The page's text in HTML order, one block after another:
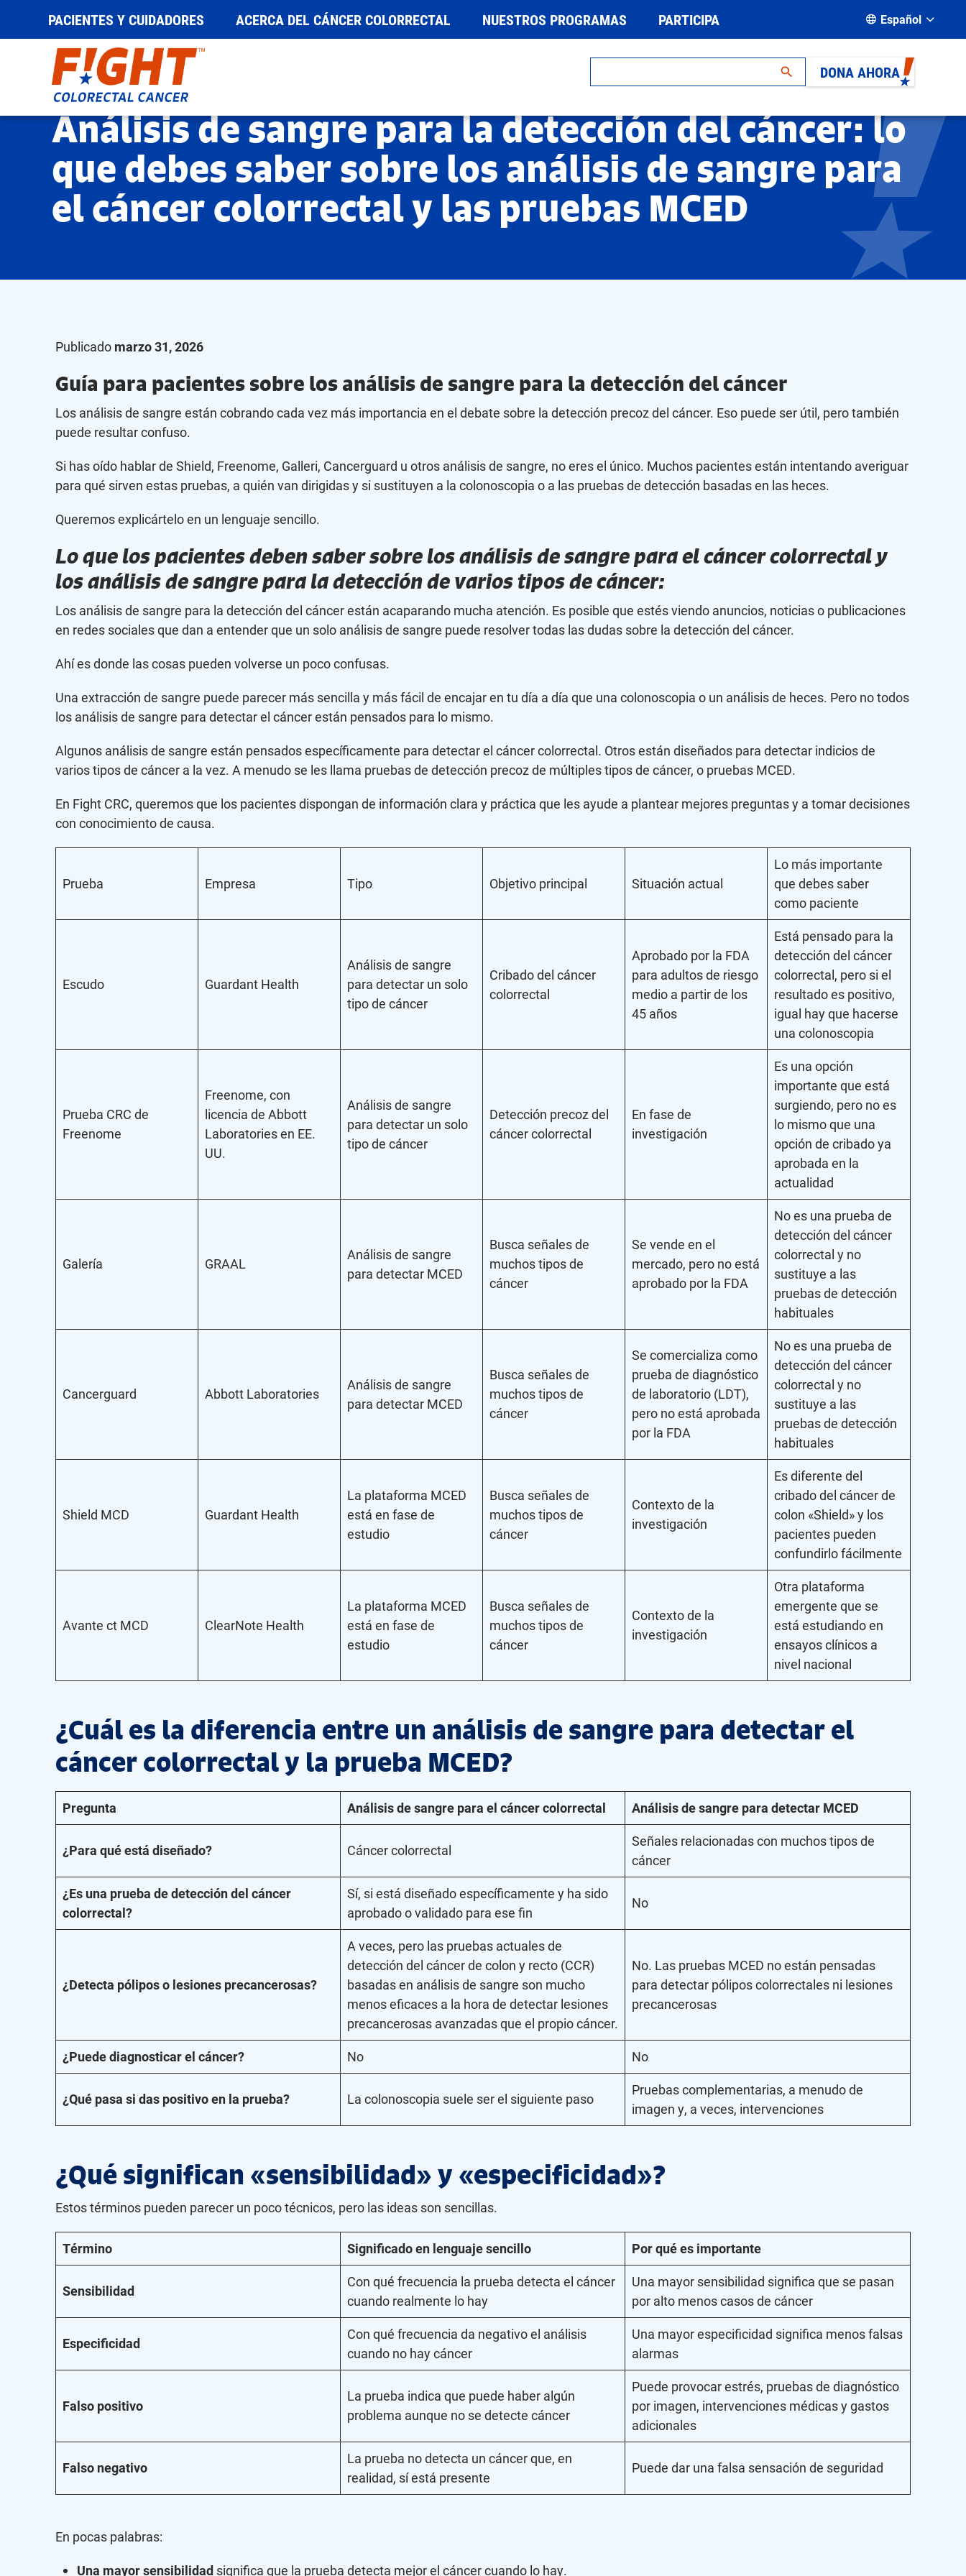
contenido
PACIENTES Y CUIDADORES ACERCA DEL CÁNCER COLORRECTAL NUESTROS PROGRAMAS PARTICIPA Español
DONA AHORA
Análisis de sangre para la detección del cáncer: lo
que debes saber sobre los análisis de sangre para
el cáncer colorrectal y las pruebas MCED
Publicado marzo 31, 2026
Guía para pacientes sobre los análisis de sangre para la detección del cáncer
Los análisis de sangre están cobrando cada vez más importancia en el debate sobre la detección precoz del cáncer. Eso puede ser útil, pero también
puede resultar confuso.
Si has oído hablar de Shield, Freenome, Galleri, Cancerguard u otros análisis de sangre, no eres el único. Muchos pacientes están intentando averiguar
para qué sirven estas pruebas, a quién van dirigidas y si sustituyen a la colonoscopia o a las pruebas de detección basadas en las heces.
Queremos explicártelo en un lenguaje sencillo.
Lo que los pacientes deben saber sobre los análisis de sangre para el cáncer colorrectal y
los análisis de sangre para la detección de varios tipos de cáncer:
Los análisis de sangre para la detección del cáncer están acaparando mucha atención. Es posible que estés viendo anuncios, noticias o publicaciones
en redes sociales que dan a entender que un solo análisis de sangre puede resolver todas las dudas sobre la detección del cáncer.
Ahí es donde las cosas pueden volverse un poco confusas.
Una extracción de sangre puede parecer más sencilla y más fácil de encajar en tu día a día que una colonoscopia o un análisis de heces. Pero no todos
los análisis de sangre para detectar el cáncer están pensados para lo mismo.
Algunos análisis de sangre están pensados específicamente para detectar el cáncer colorrectal. Otros están diseñados para detectar indicios de
varios tipos de cáncer a la vez. A menudo se les llama pruebas de detección precoz de múltiples tipos de cáncer, o pruebas MCED.
En Fight CRC, queremos que los pacientes dispongan de información clara y práctica que les ayude a plantear mejores preguntas y a tomar decisiones
con conocimiento de causa.
Prueba Empresa Tipo Objetivo principal Situación actual
Lo más importante
que debes saber
como paciente
Escudo Guardant Health
Análisis de sangre
para detectar un solo
tipo de cáncer
Cribado del cáncer
colorrectal
Aprobado por la FDA
para adultos de riesgo
medio a partir de los
45 años
Está pensado para la
detección del cáncer
colorrectal, pero si el
resultado es positivo,
igual hay que hacerse
una colonoscopia
Prueba CRC de
Freenome
Freenome, con
licencia de Abbott
Laboratories en EE.
UU.
Análisis de sangre
para detectar un solo
tipo de cáncer
Detección precoz del
cáncer colorrectal
En fase de
investigación
Es una opción
importante que está
surgiendo, pero no es
lo mismo que una
opción de cribado ya
aprobada en la
actualidad
Galería GRAAL
Análisis de sangre
para detectar MCED
Busca señales de
muchos tipos de
cáncer
Se vende en el
mercado, pero no está
aprobado por la FDA
No es una prueba de
detección del cáncer
colorrectal y no
sustituye a las
pruebas de detección
habituales
Cancerguard Abbott Laboratories
Análisis de sangre
para detectar MCED
Busca señales de
muchos tipos de
cáncer
Se comercializa como
prueba de diagnóstico
de laboratorio (LDT),
pero no está aprobada
por la FDA
No es una prueba de
detección del cáncer
colorrectal y no
sustituye a las
pruebas de detección
habituales
Shield MCD Guardant Health
La plataforma MCED
está en fase de
estudio
Busca señales de
muchos tipos de
cáncer
Contexto de la
investigación
Es diferente del
cribado del cáncer de
colon «Shield» y los
pacientes pueden
confundirlo fácilmente
Avante ct MCD ClearNote Health
La plataforma MCED
está en fase de
estudio
Busca señales de
muchos tipos de
cáncer
Contexto de la
investigación
Otra plataforma
emergente que se
está estudiando en
ensayos clínicos a
nivel nacional
¿Cuál es la diferencia entre un análisis de sangre para detectar el
cáncer colorrectal y la prueba MCED?
Pregunta Análisis de sangre para el cáncer colorrectal Análisis de sangre para detectar MCED
¿Para qué está diseñado? Cáncer colorrectal
Señales relacionadas con muchos tipos de
cáncer
¿Es una prueba de detección del cáncer
colorrectal?
Sí, si está diseñado específicamente y ha sido
aprobado o validado para ese fin
No
¿Detecta pólipos o lesiones precancerosas?
A veces, pero las pruebas actuales de
detección del cáncer de colon y recto (CCR)
basadas en análisis de sangre son mucho
menos eficaces a la hora de detectar lesiones
precancerosas avanzadas que el propio cáncer.
No. Las pruebas MCED no están pensadas
para detectar pólipos colorrectales ni lesiones
precancerosas
¿Puede diagnosticar el cáncer? No No
¿Qué pasa si das positivo en la prueba? La colonoscopia suele ser el siguiente paso
Pruebas complementarias, a menudo de
imagen y, a veces, intervenciones
¿Qué significan «sensibilidad» y «especificidad»?
Estos términos pueden parecer un poco técnicos, pero las ideas son sencillas.
Término Significado en lenguaje sencillo Por qué es importante
Sensibilidad
Con qué frecuencia la prueba detecta el cáncer
cuando realmente lo hay
Una mayor sensibilidad significa que se pasan
por alto menos casos de cáncer
Especificidad
Con qué frecuencia da negativo el análisis
cuando no hay cáncer
Una mayor especificidad significa menos falsas
alarmas
Falso positivo
La prueba indica que puede haber algún
problema aunque no se detecte cáncer
Puede provocar estrés, pruebas de diagnóstico
por imagen, intervenciones médicas y gastos
adicionales
Falso negativo
La prueba no detecta un cáncer que, en
realidad, sí está presente
Puede dar una falsa sensación de seguridad
En pocas palabras:
Una mayor sensibilidad significa que la prueba detecta mejor el cáncer cuando lo hay.